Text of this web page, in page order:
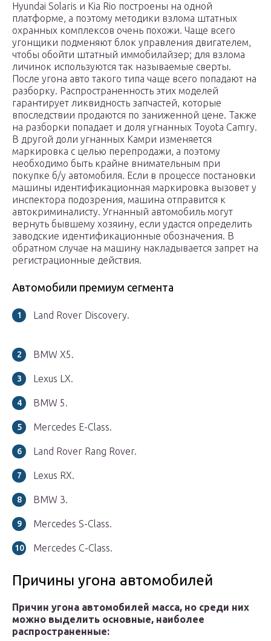
Hyundai Solaris и Kia Rio построены на одной
платформе, а поэтому методики взлома штатных
охранных комплексов очень похожи. Чаще всего
угонщики подменяют блок управления двигателем,
чтобы обойти штатный иммобилайзер; для взлома
личинок используются так называемые сверты.
После угона авто такого типа чаще всего попадают на
разборку. Распространенность этих моделей
гарантирует ликвидность запчастей, которые
впоследствии продаются по заниженной цене. Также
на разборки попадает и доля угнанных Toyota Camry.
В другой доли угнанных Камри изменяется
маркировка с целью перепродажи, а поэтому
необходимо быть крайне внимательным при
покупке б/у автомобиля. Если в процессе постановки
машины идентификационная маркировка вызовет у
инспектора подозрения, машина отправится к
автокриминалисту. Угнанный автомобиль могут
вернуть бывшему хозяину, если удастся определить
заводские идентификационные обозначения. В
обратном случае на машину накладывается запрет на
регистрационные действия.
Автомобили премиум сегмента
Land Rover Discovery.
BMW X5.
Lexus LX.
BMW 5.
Mercedes E-Class.
Land Rover Rang Rover.
Lexus RX.
BMW 3.
Mercedes S-Class.
Mercedes C-Class.
Причины угона автомобилей
Причин угона автомобилей масса, но среди них
можно выделить основные, наиболее
распространенные: